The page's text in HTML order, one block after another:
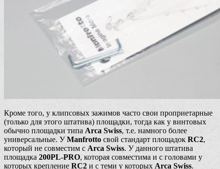
Кроме того, у клипсовых зажимов часто свои проприетарные
(только для этого штатива) площадки, тогда как у винтовых
обычно площадки типа Arca Swiss, т.е. намного более
универсальные. УManfrotto свой стандарт площадок RC2,
который не совместим с Arca Swiss. У данного штатива
площадка 200PL-PRO, которая совместима и с головами у
которых крепление RC2 и с теми у которых Arca Swiss.